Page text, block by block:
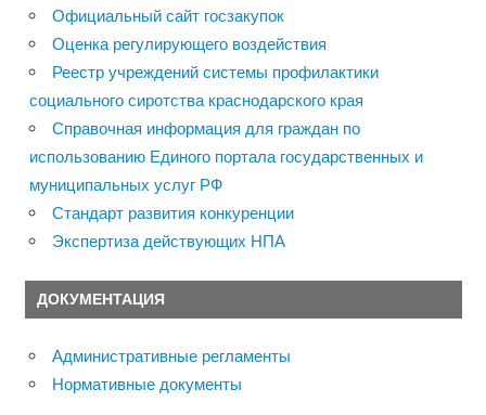
Официальный сайт госзакупок
Оценка регулирующего воздействия
Реестр учреждений системы профилактики
социального сиротства краснодарского края
Справочная информация для граждан по
использованию Единого портала государственных и
муниципальных услуг РФ
Стандарт развития конкуренции
Экспертиза действующих НПА
ДОКУМЕНТАЦИЯ
Административные регламенты
Нормативные документы